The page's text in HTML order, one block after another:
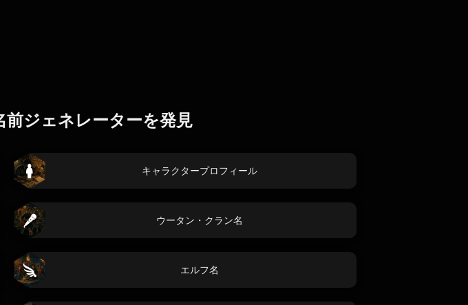
ジェネレーターを発見
キャラクタープロフィール
ウータン・クラン名
エルフ名